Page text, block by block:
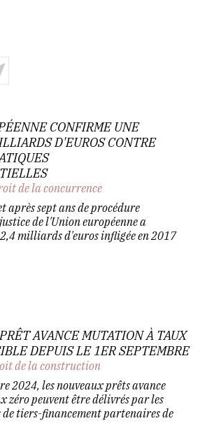
CONFIRME UNE
D'EUROS CONTRE
de la concurrence
après sept ans de procédure
de l'Union européenne a
milliards d'euros infligée en 2017
AVANCE MUTATION À TAUX
DEPUIS LE 1ER SEPTEMBRE
de la construction
2024, les nouveaux prêts avance
zéro peuvent être délivrés par les
de tiers-financement partenaires de